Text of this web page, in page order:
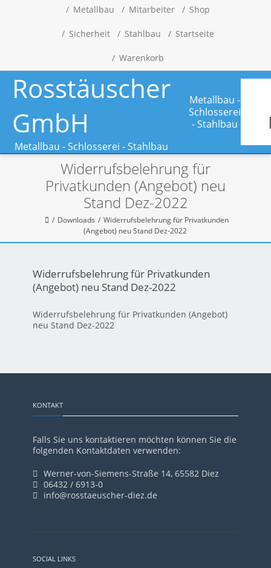
Metallbau Mitarbeiter Shop
Sicherheit Stahlbau Startseite
Warenkorb
Rosstäuscher
GmbH
Metallbau - Schlosserei - Stahlbau
Metallbau -
Schlosserei
- Stahlbau
Widerrufsbelehrung für
Privatkunden (Angebot) neu
Stand Dez-2022
Downloads
Widerrufsbelehrung für Privatkunden
(Angebot) neu Stand Dez-2022
Widerrufsbelehrung für Privatkunden
(Angebot) neu Stand Dez-2022
Widerrufsbelehrung für Privatkunden (Angebot)
neu Stand Dez-2022
KONTAKT
Falls Sie uns kontaktieren möchten können Sie die
folgenden Kontaktdaten verwenden:
Werner-von-Siemens-Straße 14, 65582 Diez
06432 / 6913-0
info@rosstaeuscher-diez.de
SOCIAL LINKS